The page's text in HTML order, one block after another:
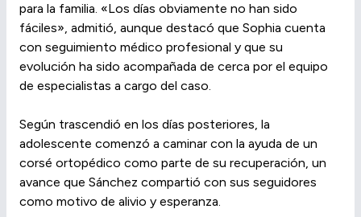
para la familia. «Los días obviamente no han sido
fáciles», admitió, aunque destacó que Sophia cuenta
con seguimiento médico profesional y que su
evolución ha sido acompañada de cerca por el equipo
de especialistas a cargo del caso.
Según trascendió en los días posteriores, la
adolescente comenzó a caminar con la ayuda de un
corsé ortopédico como parte de su recuperación, un
avance que Sánchez compartió con sus seguidores
como motivo de alivio y esperanza.